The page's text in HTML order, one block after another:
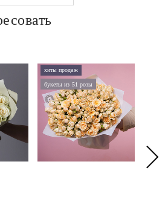
хиты продаж
букеты из 51 розы